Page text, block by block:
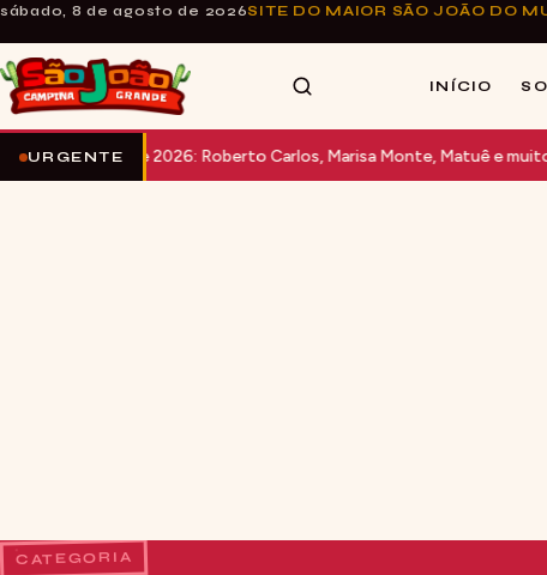
sábado, 8 de agosto de 2026SITE DO MAIOR SÃO JOÃO DO
INÍCIO
URGENTE
2026: Roberto Carlos, Marisa Monte, Matuê e muito mais no
CATEGORIA